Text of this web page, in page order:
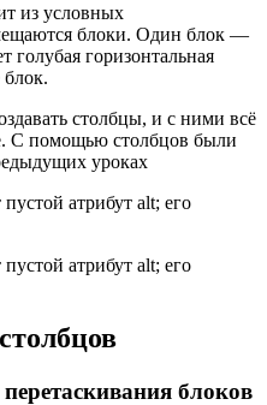
из условных
блоки. Один блок —
голубая горизонтальная
блок.
столбцы, и с ними всё
С помощью столбцов были
уроках
блоков